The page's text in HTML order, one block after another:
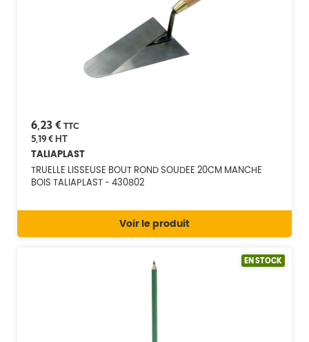
6,23 € TTC
5,19 €HT
TALIAPLAST
TRUELLE LISSEUSE BOUT ROND SOUDEE 20CM MANCHE
BOIS TALIAPLAST - 430802
Voir le produit
EN STOCK